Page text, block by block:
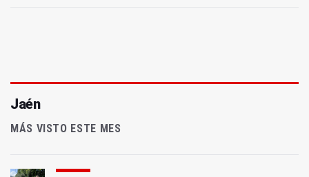
Jaén
MÁS VISTO ESTE MES